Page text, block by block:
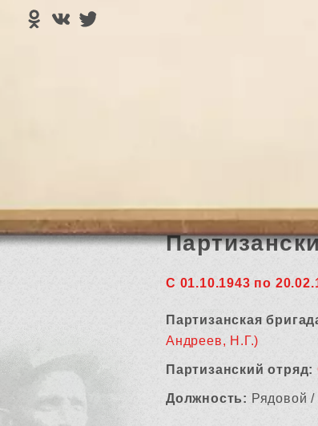
С 01.10.1943 по
Партизанская
Андреев, Н.Г.)
Партизанский отряд:
Должность: Рядовой